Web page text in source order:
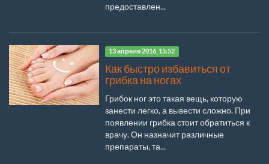
предоставлен...
13 апреля 2016, 15:52
Как быстро избавиться от
грибка на ногах
Грибок ног это такая вещь, которую
занести легко, а вывести сложно. При
появлении грибка стоит обратиться к
врачу. Он назначит различные
препараты, та...